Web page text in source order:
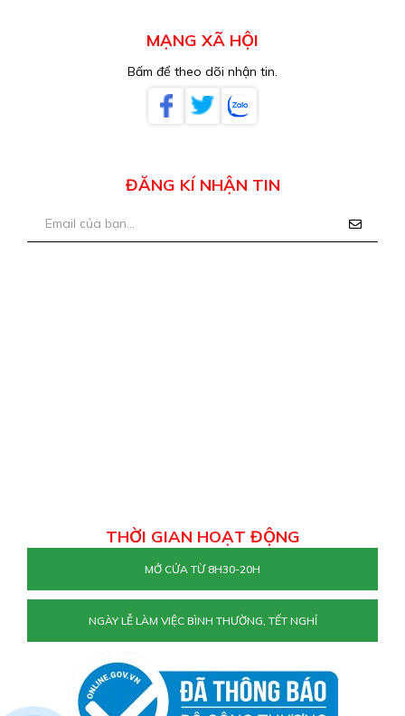
MẠNG XÃ HỘI
Bấm để theo dõi nhận tin.
ĐĂNG KÍ NHẬN TIN
THỜI GIAN HOẠT ĐỘNG
MỞ CỬA TỪ 8H30-20H
NGÀY LỄ LÀM VIỆC BÌNH THƯỜNG, TẾT NGHỈ